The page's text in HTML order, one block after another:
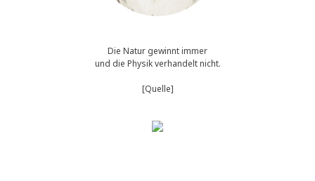
Die Natur gewinnt immer
und die Physik verhandelt nicht.
[Quelle]